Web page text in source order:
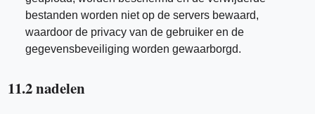
bestanden worden niet op de servers bewaard,
waardoor de privacy van de gebruiker en de
gegevensbeveiliging worden gewaarborgd.
11.2 nadelen